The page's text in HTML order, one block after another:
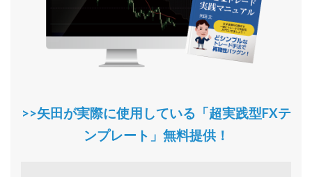
>>矢田が実際に使用している「超実践型FXテ
ンプレート」無料提供！